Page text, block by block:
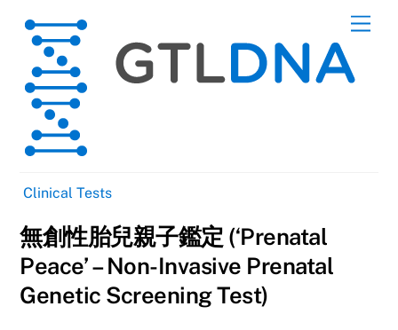
content
Clinical Tests
無創性胎兒親子鑑定 (‘Prenatal
Peace’ – Non-Invasive Prenatal
Genetic Screening Test)